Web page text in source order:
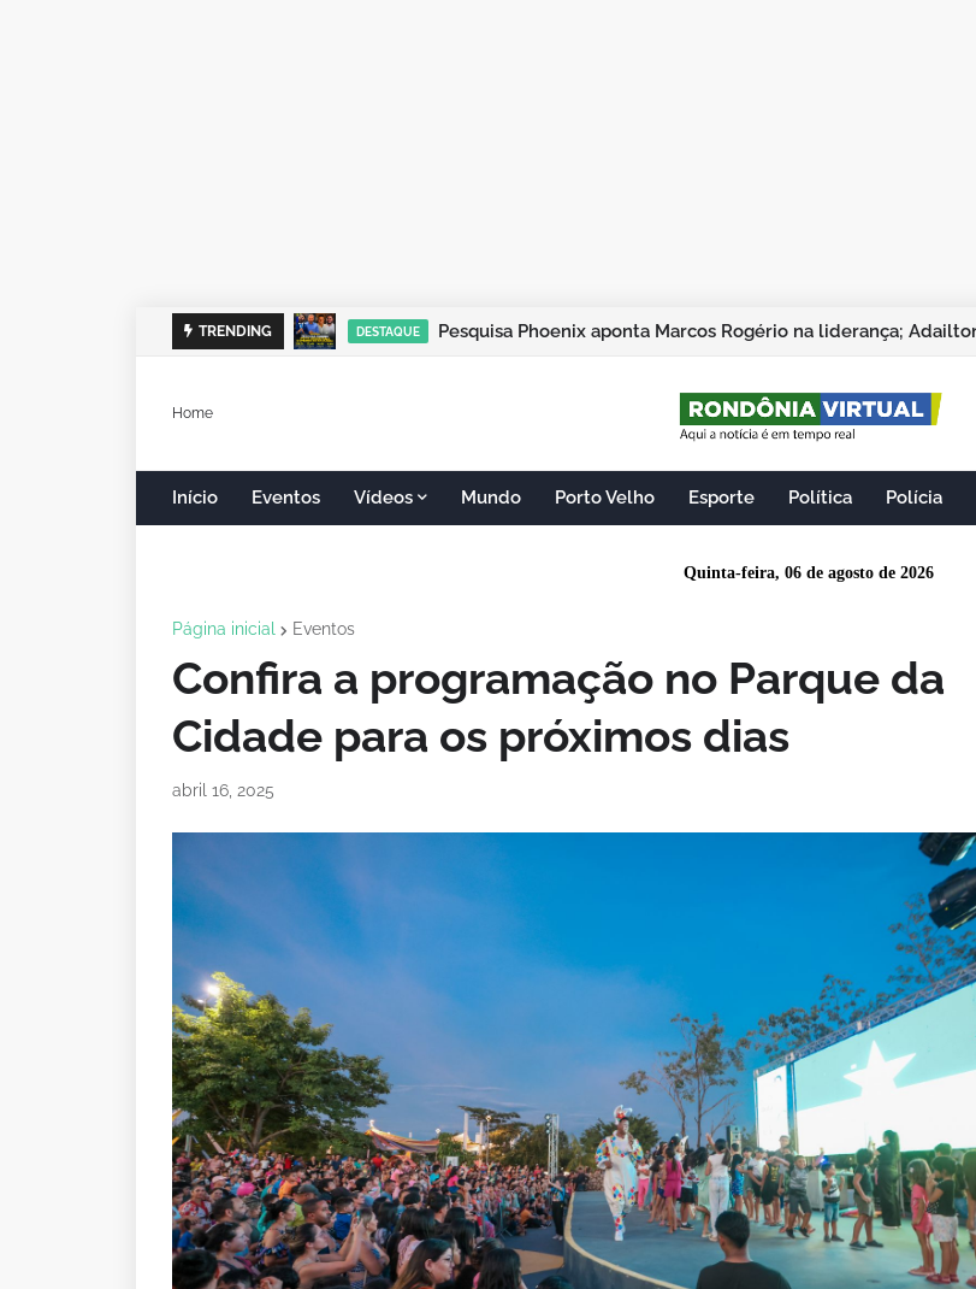
TRENDING DESTAQUE
Home
Início Eventos Vídeos Mundo Porto Velho Esporte Política Polícia
Quinta-feira, 06 de agosto de 2026
Página inicial Eventos
Confira a programação no Parque da
Cidade para os próximos dias
abril 16, 2025